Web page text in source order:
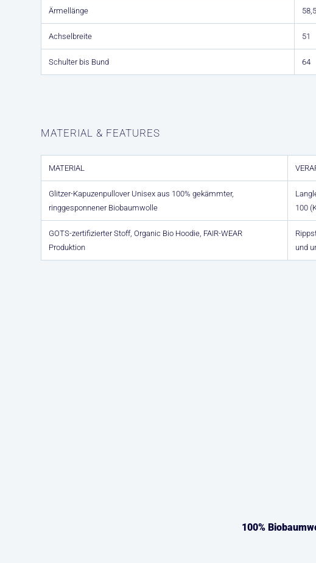
Ärmellänge 58,5
Achselbreite 51
Schulter bis Bund 64
MATERIAL & FEATURES
MATERIAL
Glitzer-Kapuzenpullover Unisex aus 100% gekämmter,
ringgesponnener Biobaumwolle
100
GOTS-zertifizierter Stoff, Organic Bio Hoodie, FAIR-WEAR
Produktion
und
100%